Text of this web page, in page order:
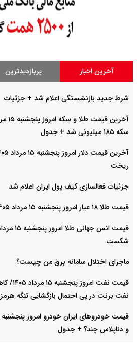
آخرین اخبار پربازدیدترین
شرط جدید بازنشستگی اعلام شد + جزئیات
سکه ۱۸۵ میلیونی شد + جدول
ریخت
جزئیات فعالسازی کیف پول ایران اعلام شد
قیمت طلا ۱۸ عیار امروز پنجشنبه ۱۵ مرداد ۱۴۰۵/ طلا دوباره صعودی شد
شکست
ماجرای اختلال سامانه برق من چیست؟
نفت برنت در پی احتمال بازگشایی تنگه هرمز
و دناپلاس چند؟ + جدول